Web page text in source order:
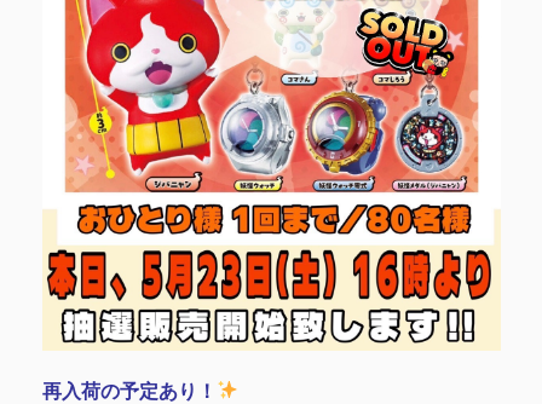
再入荷の予定あり！